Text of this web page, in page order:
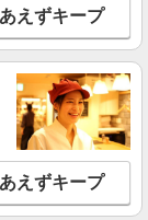
】
・能力による） ※
定あり） ゜
+゜ 入社祝い金10
・゜+゜
販店
見る
えずキープ
えずキープ